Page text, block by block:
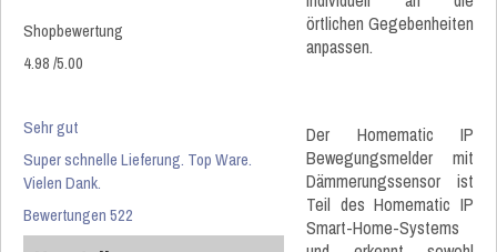
Shopbewertung
4.98/5.00
Sehr gut
Super schnelle Lieferung. Top Ware.
Vielen Dank.
Bewertungen 522
örtlichen Gegebenheiten
anpassen.
Der Homematic IP
Bewegungsmelder mit
Dämmerungssensor ist
Teil des Homematic IP
Smart-Home-Systems